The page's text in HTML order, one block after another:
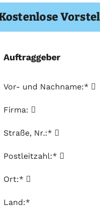
Auftraggeber
Vor- und Nachname:*
Firma:
Straße, Nr.:*
Postleitzahl:*
Ort:*
Land:*